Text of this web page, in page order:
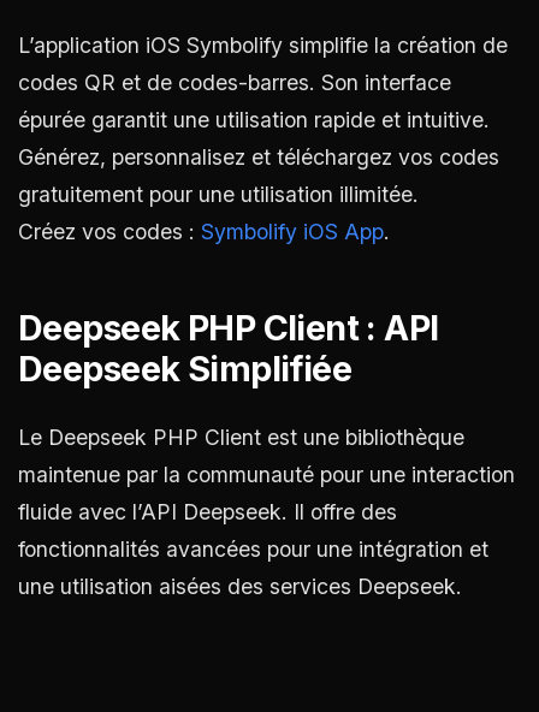
L’application iOS Symbolify simplifie la création de
codes QR et de codes-barres. Son interface
épurée garantit une utilisation rapide et intuitive.
Générez, personnalisez et téléchargez vos codes
gratuitement pour une utilisation illimitée.
Créez vos codes : Symbolify iOS App.
Deepseek PHP Client : API
Deepseek Simplifiée
Le Deepseek PHP Client est une bibliothèque
maintenue par la communauté pour une interaction
fluide avec l’API Deepseek. Il offre des
fonctionnalités avancées pour une intégration et
une utilisation aisées des services Deepseek.